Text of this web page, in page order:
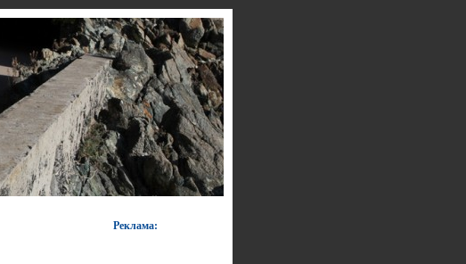
Реклама: